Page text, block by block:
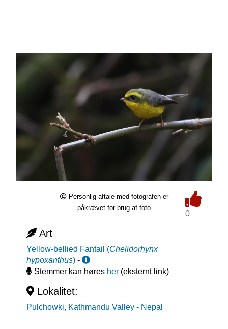
Personlig aftale med fotografen er
påkrævet for brug af foto
0
Art
Yellow-bellied Fantail (Chelidorhynx
hypoxanthus) -
Stemmer kan høres her(eksternt link)
Lokalitet:
Pulchowki, Kathmandu Valley - Nepal